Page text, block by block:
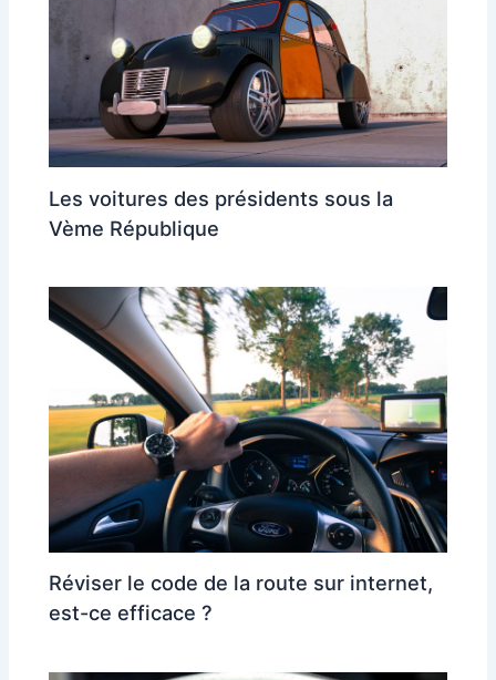
Les voitures des présidents sous la
Vème République
Réviser le code de la route sur internet,
est-ce efficace ?